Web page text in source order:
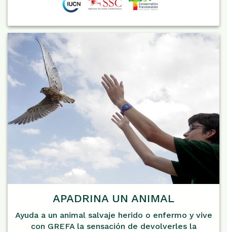
APADRINA UN ANIMAL
Ayuda a un animal salvaje herido o enfermo y vive
con GREFA la sensación de devolverles la